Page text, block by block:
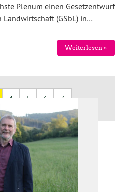
Plenum einen Gesetzentwurf
Landwirtschaft (GSbL) in…
Weiterlesen »
4 5 6 7